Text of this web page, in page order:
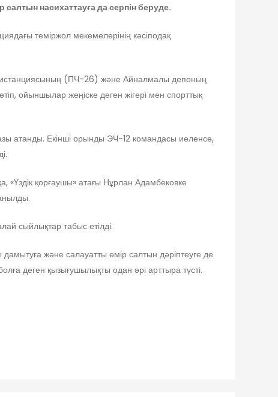
насихаттауға да серпін беруде.
теміржол мекемелерінің кәсіподақ
(ПЧ-26) және Айналмалы депоның
ойыншылар жеңіске деген жігері мен спорттық
атанды. Екінші орынды ЭЧ-12 командасы иеленсе,
қорғаушы» атағы Нұрлан Адамбековке
сыйлықтар табыс етілді.
және салауатты өмір салтын дәріптеуге де
деген қызығушылықты одан әрі арттыра түсті.